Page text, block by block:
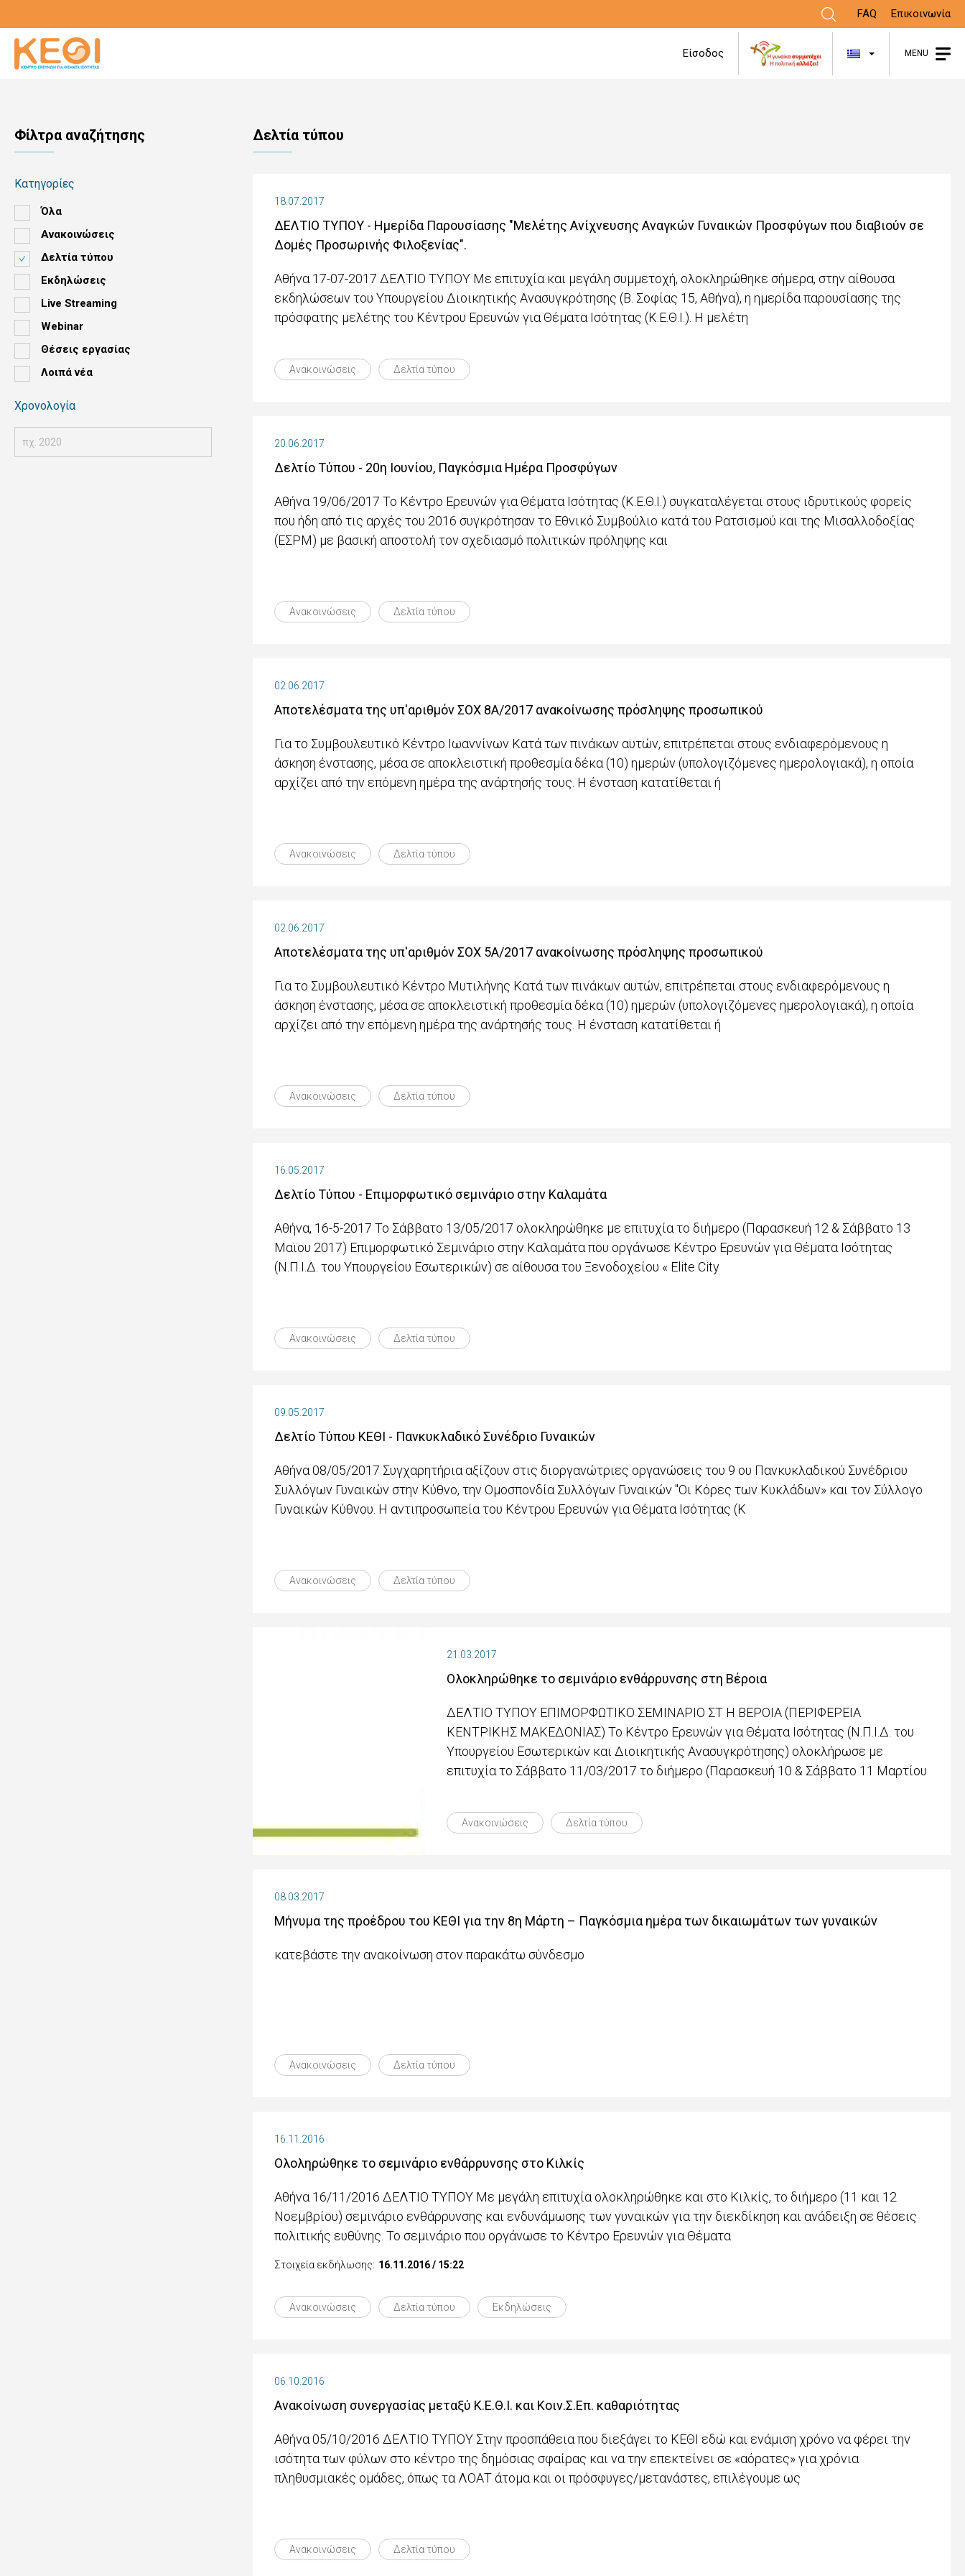
προς
το
FAQ Επικοινωνία
Είσοδος ΛίσταMENU
Φίλτρα αναζήτησης
Κατηγορίες
Όλα
Ανακοινώσεις
Δελτία τύπου
Εκδηλώσεις
Live Streaming
Webinar
Θέσεις εργασίας
Λοιπά νέα
Χρονολογία
Δελτία τύπου
18.07.2017
ΔΕΛΤΙΟ ΤΥΠΟΥ - Ημερίδα Παρουσίασης "Μελέτης Ανίχνευσης Αναγκών Γυναικών Προσφύγων που διαβιούν σε
Δομές Προσωρινής Φιλοξενίας".
Αθήνα 17-07-2017 ΔΕΛΤΙΟ ΤΥΠΟΥ Με επιτυχία και μεγάλη συμμετοχή, ολοκληρώθηκε σήμερα, στην αίθουσα
εκδηλώσεων του Υπουργείου Διοικητικής Ανασυγκρότησης (Β. Σοφίας 15, Αθήνα), η ημερίδα παρουσίασης της
πρόσφατης μελέτης του Κέντρου Ερευνών για Θέματα Ισότητας (Κ.Ε.Θ.Ι.). Η μελέτη
Ανακοινώσεις Δελτία τύπου
20.06.2017
Δελτίο Τύπου - 20η Ιουνίου, Παγκόσμια Ημέρα Προσφύγων
Αθήνα 19/06/2017 Το Κέντρο Ερευνών για Θέματα Ισότητας (Κ.Ε.Θ.Ι.) συγκαταλέγεται στους ιδρυτικούς φορείς
που ήδη από τις αρχές του 2016 συγκρότησαν το Εθνικό Συμβούλιο κατά του Ρατσισμού και της Μισαλλοδοξίας
(ΕΣΡΜ) με βασική αποστολή τον σχεδιασμό πολιτικών πρόληψης και
Ανακοινώσεις Δελτία τύπου
02.06.2017
Αποτελέσματα της υπ'αριθμόν ΣΟΧ 8Α/2017 ανακοίνωσης πρόσληψης προσωπικού
Για το Συμβουλευτικό Κέντρο Ιωαννίνων Κατά των πινάκων αυτών, επιτρέπεται στους ενδιαφερόμενους η
άσκηση ένστασης, μέσα σε αποκλειστική προθεσμία δέκα (10) ημερών (υπολογιζόμενες ημερολογιακά), η οποία
αρχίζει από την επόμενη ημέρα της ανάρτησής τους. Η ένσταση κατατίθεται ή
Ανακοινώσεις Δελτία τύπου
02.06.2017
Αποτελέσματα της υπ'αριθμόν ΣΟΧ 5Α/2017 ανακοίνωσης πρόσληψης προσωπικού
Για το Συμβουλευτικό Κέντρο Μυτιλήνης Κατά των πινάκων αυτών, επιτρέπεται στους ενδιαφερόμενους η
άσκηση ένστασης, μέσα σε αποκλειστική προθεσμία δέκα (10) ημερών (υπολογιζόμενες ημερολογιακά), η οποία
αρχίζει από την επόμενη ημέρα της ανάρτησής τους. Η ένσταση κατατίθεται ή
Ανακοινώσεις Δελτία τύπου
16.05.2017
Δελτίο Τύπου - Επιμορφωτικό σεμινάριο στην Καλαμάτα
Αθήνα, 16-5-2017 Το Σάββατο 13/05/2017 ολοκληρώθηκε με επιτυχία το διήμερο (Παρασκευή 12 & Σάββατο 13
Μαϊου 2017) Επιμορφωτικό Σεμινάριο στην Καλαμάτα που οργάνωσε Κέντρο Ερευνών για Θέματα Ισότητας
(Ν.Π.Ι.Δ. του Υπουργείου Εσωτερικών) σε αίθουσα του Ξενοδοχείου « Elite City
Ανακοινώσεις Δελτία τύπου
09.05.2017
Δελτίο Τύπου ΚΕΘΙ - Πανκυκλαδικό Συνέδριο Γυναικών
Αθήνα 08/05/2017 Συγχαρητήρια αξίζουν στις διοργανώτριες οργανώσεις του 9 ου Πανκυκλαδικού Συνέδριου
Συλλόγων Γυναικών στην Κύθνο, την Ομοσπονδία Συλλόγων Γυναικών "Οι Κόρες των Κυκλάδων» και τον Σύλλογο
Γυναικών Κύθνου. Η αντιπροσωπεία του Κέντρου Ερευνών για Θέματα Ισότητας (Κ
Ανακοινώσεις Δελτία τύπου
21.03.2017
Ολοκληρώθηκε το σεμινάριο ενθάρρυνσης στη Βέροια
ΔΕΛΤΙΟ ΤΥΠΟΥ EΠΙΜΟΡΦΩΤΙΚΟ ΣΕΜΙΝΑΡΙΟ ΣΤ H ΒΕΡΟΙΑ (ΠΕΡΙΦΕΡΕΙΑ
ΚΕΝΤΡΙΚΗΣ ΜΑΚΕΔΟΝΙΑΣ) Το Κέντρο Ερευνών για Θέματα Ισότητας (Ν.Π.Ι.Δ. του
Υπουργείου Εσωτερικών και Διοικητικής Ανασυγκρότησης) ολοκλήρωσε με
επιτυχία το Σάββατο 11/03/2017 το διήμερο (Παρασκευή 10 & Σάββατο 11 Μαρτίου
Ανακοινώσεις Δελτία τύπου
08.03.2017
Μήνυμα της προέδρου του ΚΕΘΙ για την 8η Μάρτη – Παγκόσμια ημέρα των δικαιωμάτων των γυναικών
κατεβάστε την ανακοίνωση στον παρακάτω σύνδεσμο
Ανακοινώσεις Δελτία τύπου
16.11.2016
Ολοληρώθηκε το σεμινάριο ενθάρρυνσης στο Κιλκίς
Αθήνα 16/11/2016 ΔΕΛΤΙΟ ΤΥΠΟΥ Με μεγάλη επιτυχία ολοκληρώθηκε και στο Κιλκίς, το διήμερο (11 και 12
Νοεμβρίου) σεμινάριο ενθάρρυνσης και ενδυνάμωσης των γυναικών για την διεκδίκηση και ανάδειξη σε θέσεις
πολιτικής ευθύνης. Το σεμινάριο που οργάνωσε το Κέντρο Ερευνών για Θέματα
Στοιχεία εκδήλωσης: 16.11.2016 / 15:22
Ανακοινώσεις Δελτία τύπου Εκδηλώσεις
06.10.2016
Ανακοίνωση συνεργασίας μεταξύ Κ.Ε.Θ.Ι. και Κοιν.Σ.Επ. καθαριότητας
Αθήνα 05/10/2016 ΔΕΛΤΙΟ ΤΥΠΟΥ Στην προσπάθεια που διεξάγει το ΚΕΘΙ εδώ και ενάμιση χρόνο να φέρει την
ισότητα των φύλων στο κέντρο της δημόσιας σφαίρας και να την επεκτείνει σε «αόρατες» για χρόνια
πληθυσμιακές ομάδες, όπως τα ΛΟΑΤ άτομα και οι πρόσφυγες/μετανάστες, επιλέγουμε ως
Ανακοινώσεις Δελτία τύπου